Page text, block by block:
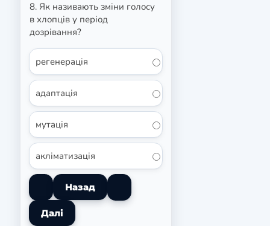
8. Як називають зміни голосу
в хлопців у період
дозрівання?
регенерація
адаптація
мутація
акліматизація